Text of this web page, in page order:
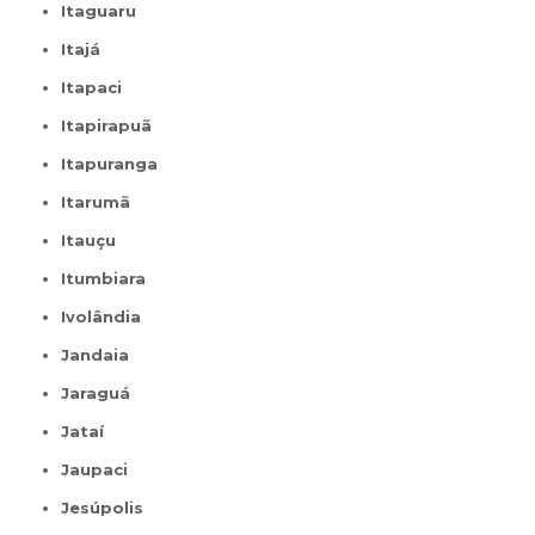
Itaguaru
Itajá
Itapaci
Itapirapuã
Itapuranga
Itarumã
Itauçu
Itumbiara
Ivolândia
Jandaia
Jaraguá
Jataí
Jaupaci
Jesúpolis